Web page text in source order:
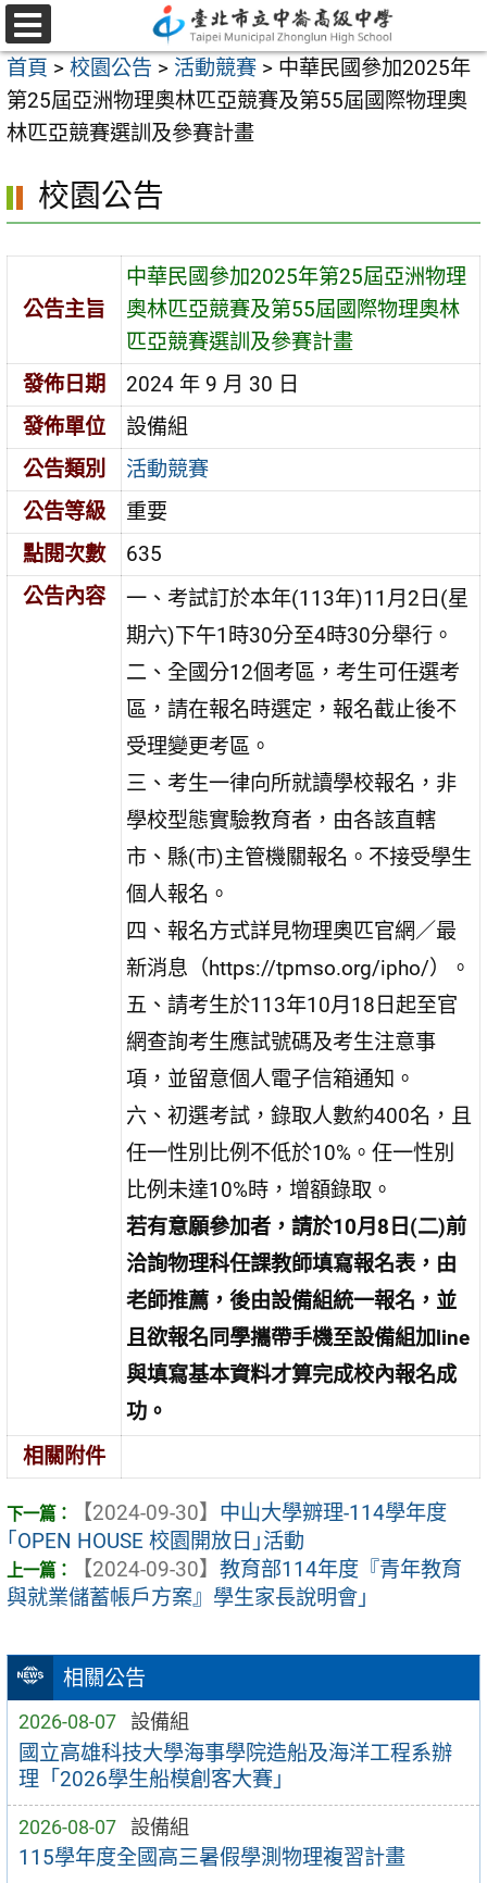
跳
至
主
要
內
區
選
單
首頁 > 校園公告 > 活動競賽 > 中華民國參加2025年
第25屆亞洲物理奧林匹亞競賽及第55屆國際物理奧
林匹亞競賽選訓及參賽計畫
相關公告
2026-08-07 設備組
國立高雄科技大學海事學院造船及海洋工程系辦
理「2026學生船模創客大賽」
2026-08-07 設備組
115學年度全國高三暑假學測物理複習計畫
校園公告
公告主旨
中華民國參加2025年第25屆亞洲物理
奧林匹亞競賽及第55屆國際物理奧林
匹亞競賽選訓及參賽計畫
發佈日期
2024 年 9 月 30 日
發佈單位
設備組
公告類別
活動競賽
公告等級
重要
點閱次數
635
公告內容
一、考試訂於本年(113年)11月2日(星
期六)下午1時30分至4時30分舉行。
二、全國分12個考區，考生可任選考
區，請在報名時選定，報名截止後不
受理變更考區。
三、考生一律向所就讀學校報名，非
學校型態實驗教育者，由各該直轄
市、縣(市)主管機關報名。不接受學生
個人報名。
四、報名方式詳見物理奧匹官網／最
新消息（https://tpmso.org/ipho/）。
五、請考生於113年10月18日起至官
網查詢考生應試號碼及考生注意事
項，並留意個人電子信箱通知。
六、初選考試，錄取人數約400名，且
任一性別比例不低於10%。任一性別
比例未達10%時，增額錄取。
若有意願參加者，請於10月8日(二)前
洽詢物理科任課教師填寫報名表，由
老師推薦，後由設備組統一報名，並
且欲報名同學攜帶手機至設備組加line
與填寫基本資料才算完成校內報名成
功。
相關附件
【2024-09-30】 中山大學辧理-114學年度
｢OPEN HOUSE 校園開放日｣活動
【2024-09-30】 教育部114年度『青年教育
與就業儲蓄帳戶方案』學生家長說明會」